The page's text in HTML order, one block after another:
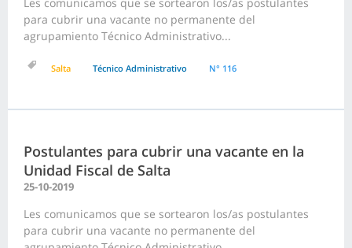
para cubrir una vacante no permanente del
agrupamiento Técnico Administrativo...
Salta Técnico Administrativo N° 116
Postulantes para cubrir una vacante en la
Unidad Fiscal de Salta
25-10-2019
Les comunicamos que se sortearon los/as postulantes
para cubrir una vacante no permanente del